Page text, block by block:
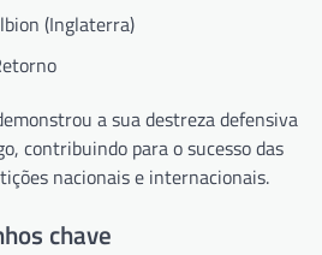
(Inglaterra)
a sua destreza defensiva
contribuindo para o sucesso das
nacionais e internacionais.
chave